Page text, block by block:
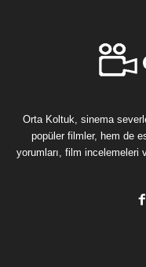
Orta Koltuk, sinema
popüler filmler, hem de
yorumları, film incelemeleri